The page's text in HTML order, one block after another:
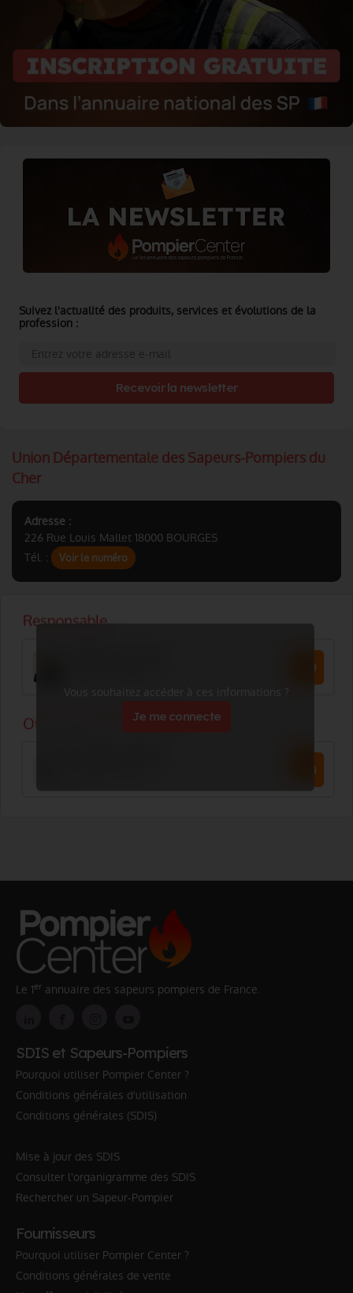
Union Départementale des Sapeurs-Pompiers du
Cher
Adresse :
226 Rue Louis Mallet 18000 BOURGES
Tél. :
Voir le numéro
Vous souhaitez accéder à ces informations ?
Je me connecte
Suivez l'actualité des produits, services et évolutions de la
profession :
Recevoir la newsletter
Le 1er annuaire des sapeurs pompiers de France.
SDIS et Sapeurs-Pompiers
Pourquoi utiliser Pompier Center ?
Conditions générales d'utilisation
Conditions générales (SDIS)
Mise à jour des SDIS
Consulter l'organigramme des SDIS
Rechercher un Sapeur-Pompier
Fournisseurs
Pourquoi utiliser Pompier Center ?
Conditions générales de vente